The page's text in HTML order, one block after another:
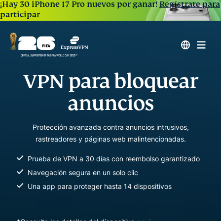
¡Hay 30 iPhone 17 Pro nuevos por ganar!Regístrate para
participar
VPN para bloquear
anuncios
Protección avanzada contra anuncios intrusivos,
rastreadores y páginas web malintencionadas.
Prueba de VPN a 30 días con reembolso garantizado
Navegación segura en un solo clic
Una app para proteger hasta 14 dispositivos